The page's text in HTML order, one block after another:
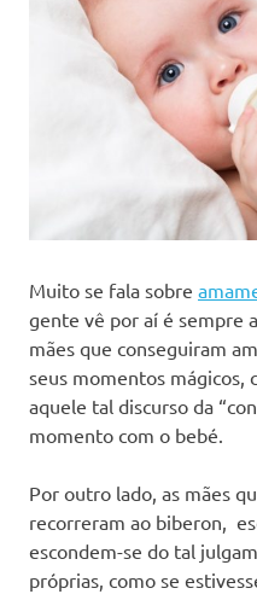
Muito se fala sobre
gente vê por aí é sempre
mães que conseguiram
seus momentos mágicos,
aquele tal discurso da
momento com o bebé.
Por outro lado, as mães
recorreram ao biberon,
escondem-se do tal
próprias, como se